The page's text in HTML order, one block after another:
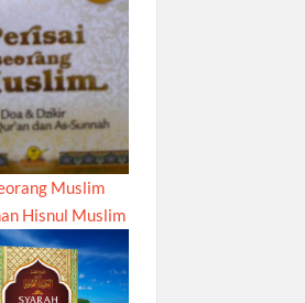
Muslim
Hisnul Muslim